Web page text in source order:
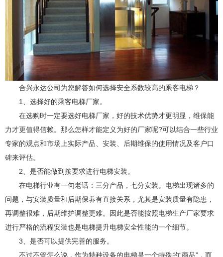
合兴永达公司为您解答如何选择安全系数较高的乘客电梯？
1、选择好的乘客电梯厂家。
在选购时一定要选好电梯厂家，好的技术优势才更明显，维保能
力才更值得信赖。那么怎样才能定义为好的厂家呢?可以结合一些行业
专家的观点和市场上实际产品、安装、后期维保的使用情况及客户口
碑来评估。
2、是否能做到按要求进行电梯安装。
在电梯行业有一句老话：三分产品，七分安装。电梯出现诸多的
问题，与安装质量和后期保养有直接关系，尤其是安装质量有隐患，
再调整很难，后期维护调整更难。因此是否能按照电梯生产厂家要求
进行严格的流程安装也是电梯提升电梯安全性能的一个细节。
3、是否可以提供完善的服务。
不过不管怎么说，作为特种设备的电梯是一个特殊的“商品”，而